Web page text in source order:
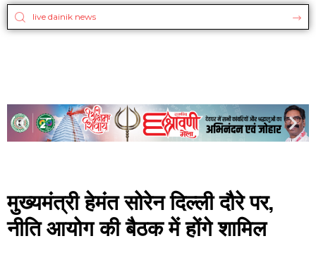
मुख्यमंत्री हेमंत सोरेन दिल्ली दौरे पर,
नीति आयोग की बैठक में होंगे शामिल